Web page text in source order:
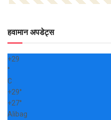
हवामान अपडेट्स
+29
°
C
+29°
+27°
Alibag